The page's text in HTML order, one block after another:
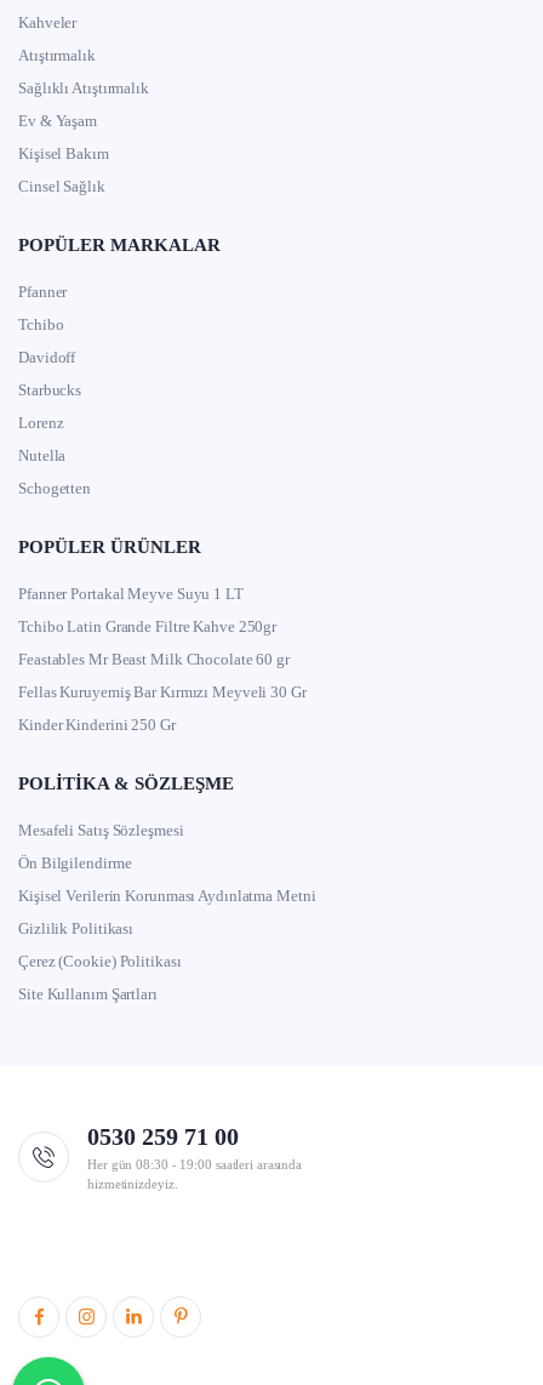
Kahveler
Atıştırmalık
Sağlıklı Atıştırmalık
Ev & Yaşam
Kişisel Bakım
Cinsel Sağlık
POPÜLER MARKALAR
Pfanner
Tchibo
Davidoff
Starbucks
Lorenz
Nutella
Schogetten
POPÜLER ÜRÜNLER
Pfanner Portakal Meyve Suyu 1 LT
Tchibo Latin Grande Filtre Kahve 250gr
Feastables Mr Beast Milk Chocolate 60 gr
Fellas Kuruyemiş Bar Kırmızı Meyveli 30 Gr
Kinder Kinderini 250 Gr
POLITIKA & SÖZLEŞME
Mesafeli Satış Sözleşmesi
Ön Bilgilendirme
Kişisel Verilerin Korunması Aydınlatma Metni
Gizlilik Politikası
Çerez (Cookie) Politikası
Site Kullanım Şartları
0530 259 71 00
Her gün 08:30 - 19:00 saatleri arasında
hizmetinizdeyiz.